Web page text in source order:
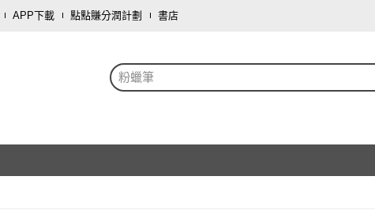
APP下載 點點賺分潤計劃 書店
粉蠟筆